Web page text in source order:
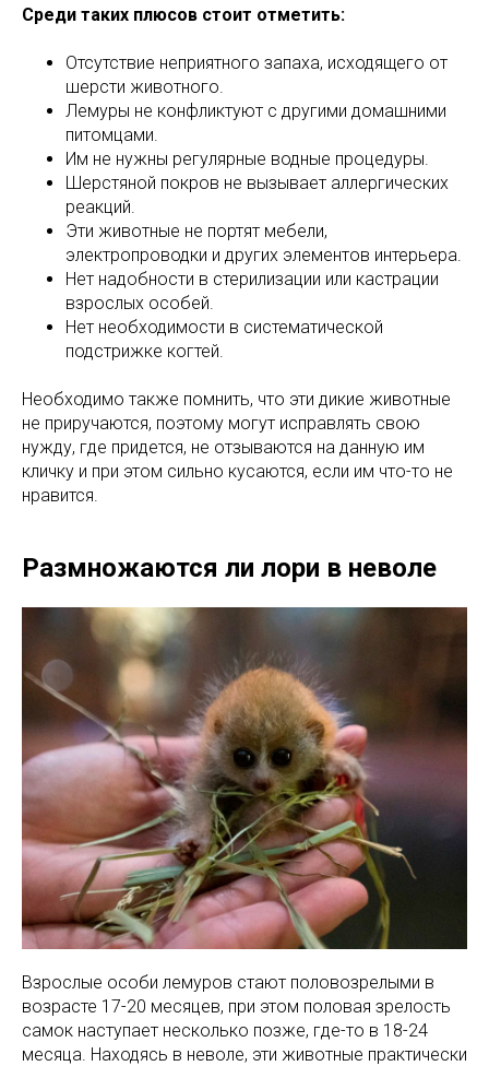
Среди таких плюсов стоит отметить:
Отсутствие неприятного запаха, исходящего от
шерсти животного.
Лемуры не конфликтуют с другими домашними
питомцами.
Им не нужны регулярные водные процедуры.
Шерстяной покров не вызывает аллергических
реакций.
Эти животные не портят мебели,
электропроводки и других элементов интерьера.
Нет надобности в стерилизации или кастрации
взрослых особей.
Нет необходимости в систематической
подстрижке когтей.
Необходимо также помнить, что эти дикие животные
не приручаются, поэтому могут исправлять свою
нужду, где придется, не отзываются на данную им
кличку и при этом сильно кусаются, если им что-то не
нравится.
Размножаются ли лори в неволе
Взрослые особи лемуров стают половозрелыми в
возрасте 17-20 месяцев, при этом половая зрелость
самок наступает несколько позже, где-то в 18-24
месяца. Находясь в неволе, эти животные практически